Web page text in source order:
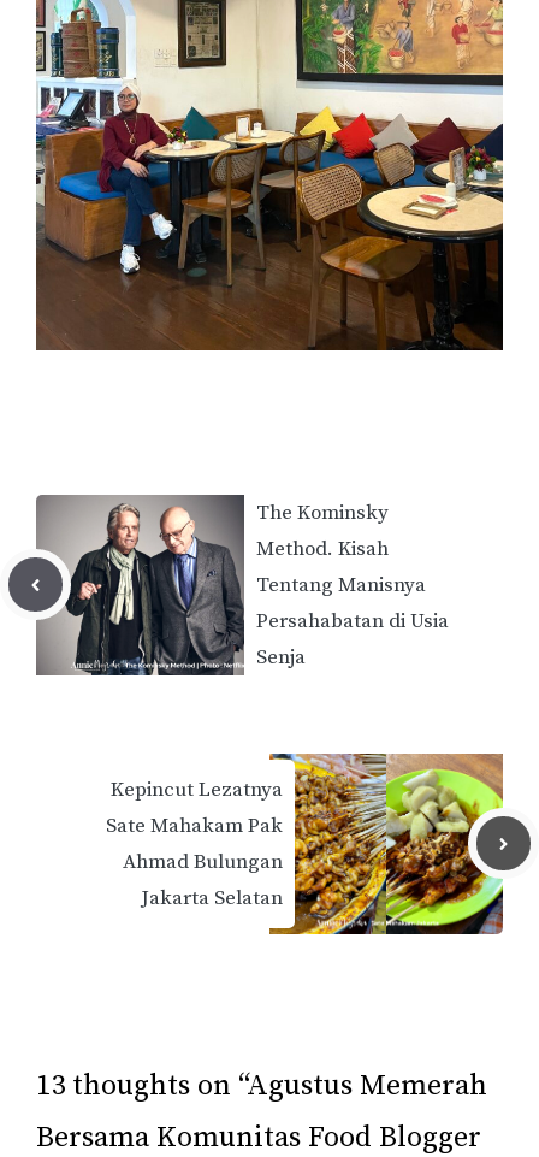
The Kominsky
Method. Kisah
Tentang Manisnya
Persahabatan di Usia
Senja
Kepincut Lezatnya
Sate Mahakam Pak
Ahmad Bulungan
Jakarta Selatan
13 thoughts on “Agustus Memerah
Bersama Komunitas Food Blogger